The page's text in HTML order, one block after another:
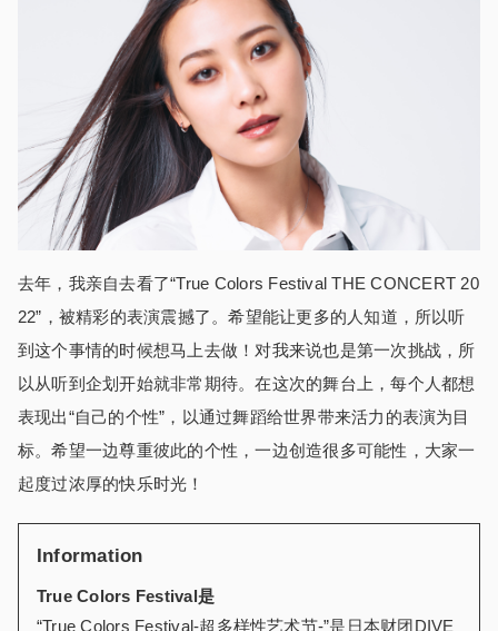
去年，我亲自去看了“True Colors Festival THE CONCERT 20
22”，被精彩的表演震撼了。希望能让更多的人知道，所以听
到这个事情的时候想马上去做！对我来说也是第一次挑战，所
以从听到企划开始就非常期待。在这次的舞台上，每个人都想
表现出“自己的个性”，以通过舞蹈给世界带来活力的表演为目
标。希望一边尊重彼此的个性，一边创造很多可能性，大家一
起度过浓厚的快乐时光！
Information
True Colors Festival是
“True Colors Festival-超多样性艺术节-”是日本财团DIVE